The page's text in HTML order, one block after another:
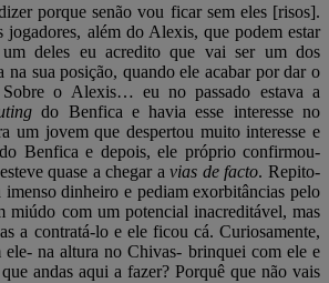
porque senão vou ficar sem eles [risos].
jogadores, além do Alexis, que podem estar
deles eu acredito que vai ser um dos
na sua posição, quando ele acabar por dar o
o Alexis… eu no passado estava a
do Benfica e havia esse interesse no
um jovem que despertou muito interesse e
Benfica e depois, ele próprio confirmou-
quase a chegar avias de facto. Repito-
imenso dinheiro e pediam exorbitâncias pelo
miúdo com um potencial inacreditável, mas
a contratá-lo e ele ficou cá. Curiosamente,
na altura no Chivas- brinquei com ele e
andas aqui a fazer? Porquê que não vais